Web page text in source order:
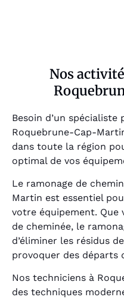
Nos
Besoin d’un spécialiste
Roquebrune-Cap-
dans toute la région
optimal de vos
Le ramonage de
Martin est essentiel
votre équipement. Que
de cheminée, le
d’éliminer les résidus
provoquer des départs
Nos techniciens à
des techniques